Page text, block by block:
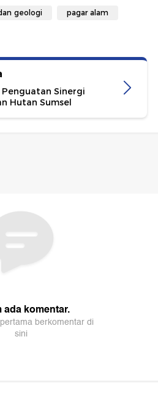
geologi pagar alam
Sinergi
Hutan Sumsel